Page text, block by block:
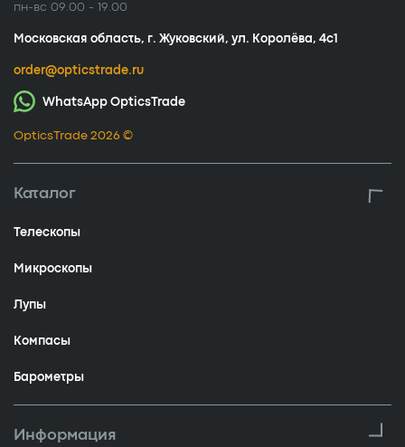
пн-вс 09.00 - 19.00
Московская область, г. Жуковский, ул. Королёва, 4с1
order@opticstrade.ru
WhatsApp OpticsTrade
OpticsTrade 2026 ©
Каталог
Телескопы
Микроскопы
Лупы
Компасы
Барометры
Информация